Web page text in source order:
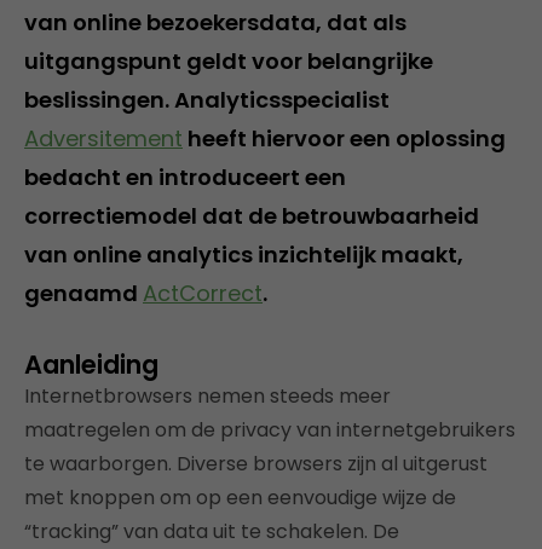
van online bezoekersdata, dat als
uitgangspunt geldt voor belangrijke
beslissingen. Analyticsspecialist
Adversitement heeft hiervoor een oplossing
bedacht en introduceert een
correctiemodel dat de betrouwbaarheid
van online analytics inzichtelijk maakt,
genaamd ActCorrect.
Aanleiding
Internetbrowsers nemen steeds meer
maatregelen om de privacy van internetgebruikers
te waarborgen. Diverse browsers zijn al uitgerust
met knoppen om op een eenvoudige wijze de
“tracking” van data uit te schakelen. De